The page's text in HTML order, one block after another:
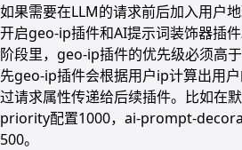
如果需要在LLM的请求前后加入用户
开启geo-ip插件和AI提示词装饰器插
阶段里，geo-ip插件的优先级必须高
先geo-ip插件会根据用户ip计算出用
过请求属性传递给后续插件。比如在
priority配置1000，ai-prompt-
500。